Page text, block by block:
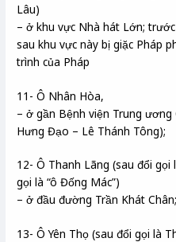
Lâu)
– ở khu vực Nhà hát Lớn;
sau khu vực này bị giặc Pháp
trình của Pháp
11- Ô Nhân Hòa,
– ở gần Bệnh viện Trung
Hưng Đạo – Lê Thánh Tông);
12- Ô Thanh Lãng (sau đổi gọi
gọi là “ô Đống Mác”)
– ở đầu đường Trần Khát
13- Ô Yên Thọ (sau đổi gọi là